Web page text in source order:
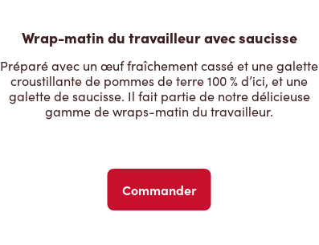
Wrap-matin du travailleur avec saucisse
Préparé avec un œuf fraîchement cassé et une galette
croustillante de pommes de terre 100 % d’ici, et une
galette de saucisse. Il fait partie de notre délicieuse
gamme de wraps-matin du travailleur.
Commander